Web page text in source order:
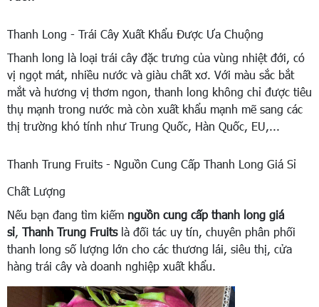
Thanh Long - Trái Cây Xuất Khẩu Được Ưa Chuộng
Thanh long là loại trái cây đặc trưng của vùng nhiệt đới, có
vị ngọt mát, nhiều nước và giàu chất xơ. Với màu sắc bắt
mắt và hương vị thơm ngon, thanh long không chỉ được tiêu
thụ mạnh trong nước mà còn xuất khẩu mạnh mẽ sang các
thị trường khó tính như Trung Quốc, Hàn Quốc, EU,...
Thanh Trung Fruits - Nguồn Cung Cấp Thanh Long Giá Sỉ
Chất Lượng
Nếu bạn đang tìm kiếm nguồn cung cấp thanh long giá
sỉ, Thanh Trung Fruitslà đối tác uy tín, chuyên phân phối
thanh long số lượng lớn cho các thương lái, siêu thị, cửa
hàng trái cây và doanh nghiệp xuất khẩu.